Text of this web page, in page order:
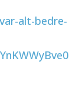
alt-bedre-